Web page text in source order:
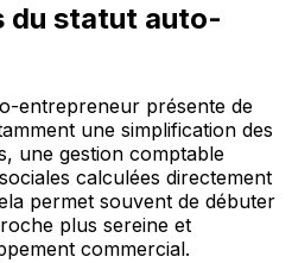
du statut auto-
entrepreneur présente de
une simplification des
une gestion comptable
calculées directement
permet souvent de débuter
plus sereine et
commercial.